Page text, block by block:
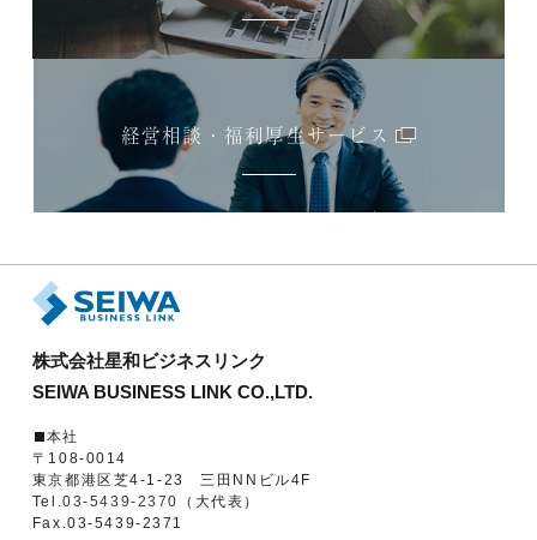
経営相談・福利厚生サービス
株式会社星和ビジネスリンク
SEIWA BUSINESS LINK CO.,LTD.
本社
〒108-0014
東京都港区芝4-1-23 三田NNビル4F
Tel.03-5439-2370
（大代表）
Fax.03-5439-2371